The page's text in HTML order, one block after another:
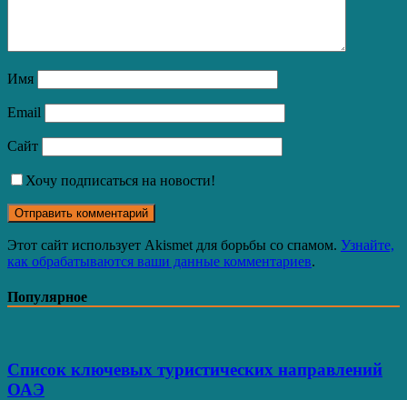
Имя
Email
Сайт
Хочу подписаться на новости!
Этот сайт использует Akismet для борьбы со спамом. Узнайте,
как обрабатываются ваши данные комментариев.
Популярное
Список ключевых туристических направлений
ОАЭ